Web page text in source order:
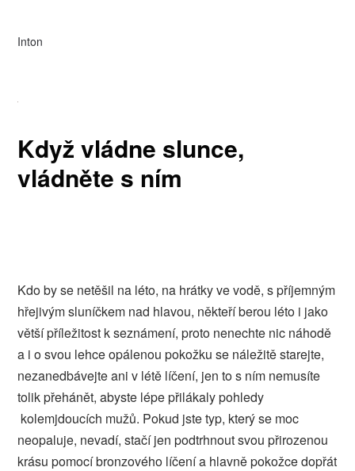
Inton
Když vládne slunce,
vládněte s ním
Kdo by se netěšil na léto, na hrátky ve vodě, s příjemným
hřejivým sluníčkem nad hlavou, někteří berou léto i jako
větší příležitost k seznámení, proto nenechte nic náhodě
a i o svou lehce opálenou pokožku se náležitě starejte,
nezanedbávejte ani v létě líčení, jen to s ním nemusíte
tolik přehánět, abyste lépe přilákaly pohledy
kolemjdoucích mužů. Pokud jste typ, který se moc
neopaluje, nevadí, stačí jen podtrhnout svou přirozenou
krásu pomocí bronzového líčení a hlavně pokožce dopřát